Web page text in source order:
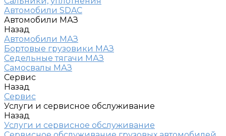
Автомобили SDAC
Автомобили МАЗ
Назад
Автомобили МАЗ
Бортовые грузовики МАЗ
Седельные тягачи МАЗ
Самосвалы МАЗ
Сервис
Назад
Сервис
Услуги и сервисное обслуживание
Назад
Услуги и сервисное обслуживание